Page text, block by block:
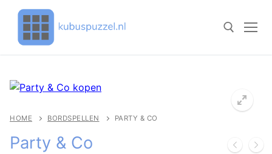
Doorgaan
inhoud
HOME BORDSPELLEN PARTY & CO
Party & Co